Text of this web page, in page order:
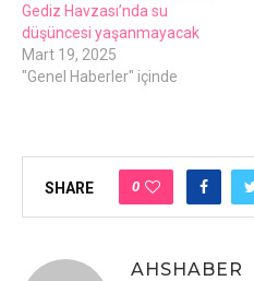
Gediz Havzası’nda su
düşüncesi yaşanmayacak
Mart 19, 2025
"Genel Haberler" içinde
SHARE 0
AHSHABER